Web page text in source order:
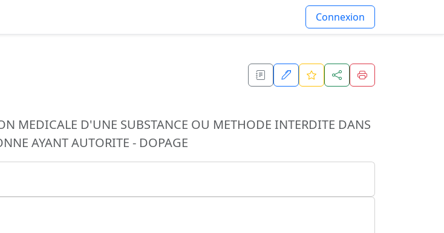
Connexion
MEDICALE D'UNE SUBSTANCE OU METHODE INTERDITE DANS
AYANT AUTORITE - DOPAGE